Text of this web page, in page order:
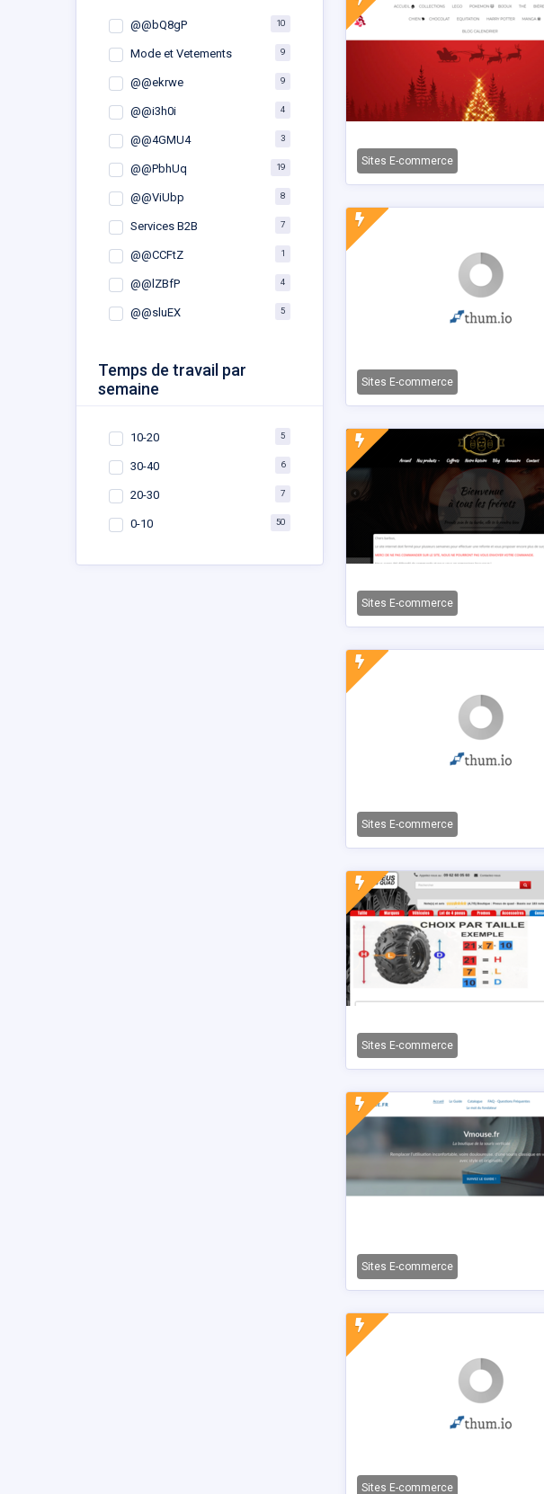
@@bQ8gP 10
Mode et Vetements 9
@@ekrwe 9
@@i3h0i 4
@@4GMU4 3
@@PbhUq 19
@@ViUbp 8
Services B2B 7
@@CCFtZ 1
@@lZBfP 4
@@sluEX 5
Temps de travail par
semaine
10-20 5
30-40 6
20-30 7
0-10 50
Sites E-commerce
Sites E-commerce
Sites E-commerce
Sites E-commerce
Sites E-commerce
Sites E-commerce
Sites E-commerce